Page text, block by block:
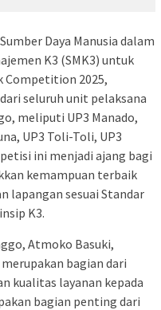
Daya Manusia dalam
K3 (SMK3) untuk
Competition 2025,
seluruh unit pelaksana
meliputi UP3 Manado,
UP3 Toli-Toli, UP3
ini menjadi ajang bagi
kemampuan terbaik
lapangan sesuai Standar
K3.
Atmoko Basuki,
bagian dari
kualitas layanan kepada
bagian penting dari